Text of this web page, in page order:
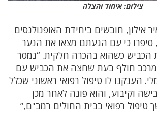
צילום: איחוד והצלה
אילון, חובשים ביחידת האופנולנסים
כי עם הגעתם מצאו את הנער
הכביש כשהוא בהכרה חלקית. “נמסר
מרכב חולף בעת שחצה את הכביש עם
הענקנו לו טיפול רפואי ראשוני שכלל
וקיבוע, והוא פונה לאחר מכן
טיפול רפואי בבית החולים רמב"ם,”